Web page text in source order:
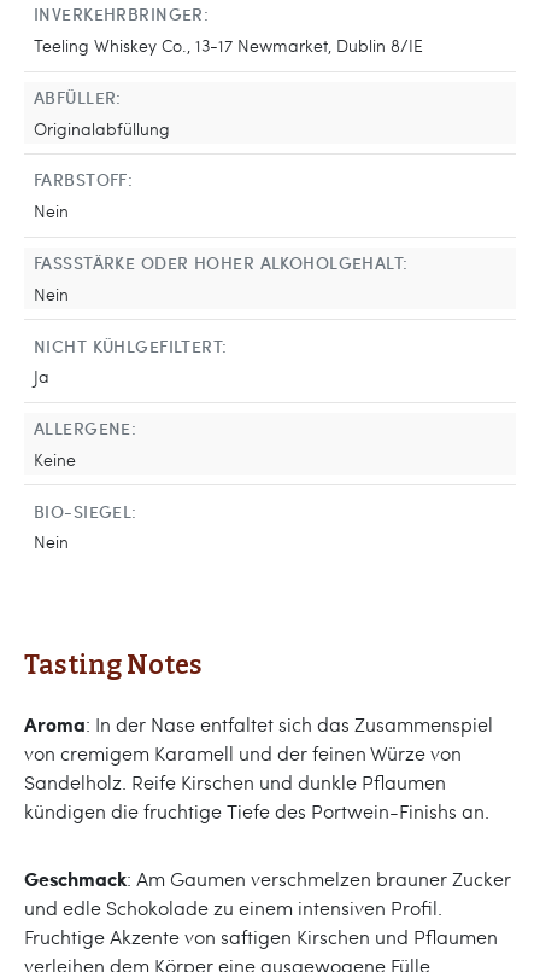
INVERKEHRBRINGER:
Teeling Whiskey Co., 13-17 Newmarket, Dublin 8/IE
ABFÜLLER:
Originalabfüllung
FARBSTOFF:
Nein
FASSSTÄRKE ODER HOHER ALKOHOLGEHALT:
Nein
NICHT KÜHLGEFILTERT:
Ja
ALLERGENE:
Keine
BIO-SIEGEL:
Nein
Tasting Notes
Aroma: In der Nase entfaltet sich das Zusammenspiel
von cremigem Karamell und der feinen Würze von
Sandelholz. Reife Kirschen und dunkle Pflaumen
kündigen die fruchtige Tiefe des Portwein-Finishs an.
Geschmack: Am Gaumen verschmelzen brauner Zucker
und edle Schokolade zu einem intensiven Profil.
Fruchtige Akzente von saftigen Kirschen und Pflaumen
verleihen dem Körper eine ausgewogene Fülle.